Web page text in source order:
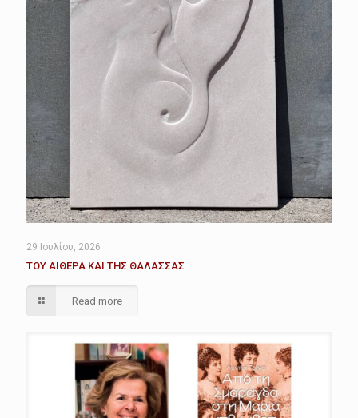
29 Ιουλίου, 2026
ΤΟΥ ΑΙΘΕΡΑ ΚΑΙ ΤΗΣ ΘΑΛΑΣΣΑΣ
Read more